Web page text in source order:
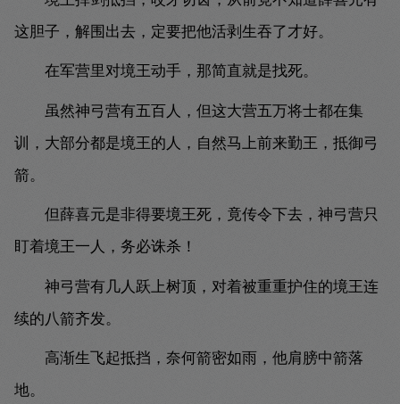
这胆子，解围出去，定要把他活剥生吞了才好。
在军营里对境王动手，那简直就是找死。
虽然神弓营有五百人，但这大营五万将士都在集
训，大部分都是境王的人，自然马上前来勤王，抵御弓
箭。
但薛喜元是非得要境王死，竟传令下去，神弓营只
盯着境王一人，务必诛杀！
神弓营有几人跃上树顶，对着被重重护住的境王连
续的八箭齐发。
高渐生飞起抵挡，奈何箭密如雨，他肩膀中箭落
地。